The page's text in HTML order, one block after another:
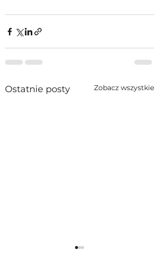
Ostatnie posty Zobacz wszystkie